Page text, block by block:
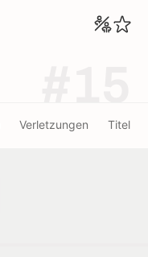
Verletzungen Titel